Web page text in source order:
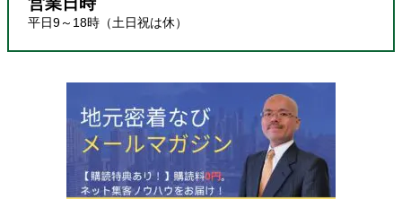
平日9～18時（土日祝は休）